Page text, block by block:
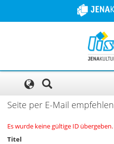
Seite per E-Mail empfehlen
Es wurde keine gültige ID übergeben.
Titel